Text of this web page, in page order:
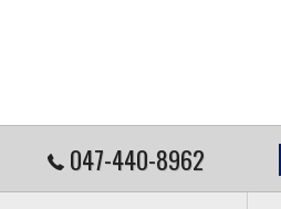
047-440-8962